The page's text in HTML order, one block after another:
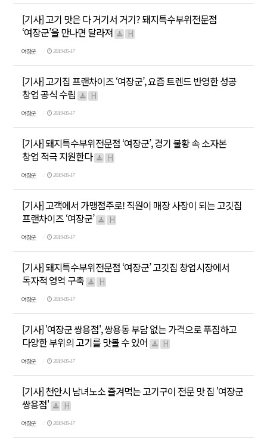
[기사] 고기 맛은 다 거기서 거기? 돼지특수부위전문점
‘여장군’을 만나면 달라져
H
여장군 2019-05-17
[기사] 고기집 프랜차이즈 ‘여장군’, 요즘 트렌드 반영한 성공
창업 공식 수립
H
여장군 2019-05-17
[기사] 돼지특수부위전문점 ‘여장군’, 경기 불황 속 소자본
창업 적극 지원한다
H
여장군 2019-05-17
[기사] 고객에서 가맹점주로! 직원이 매장 사장이 되는 고깃집
프랜차이즈 ‘여장군’
H
여장군 2019-05-17
[기사] 돼지특수부위전문점 ‘여장군’ 고깃집 창업시장에서
독자적 영역 구축
H
여장군 2019-05-17
[기사] '여장군 쌍용점', 쌍용동 부담 없는 가격으로 푸짐하고
다양한 부위의 고기를 맛볼 수 있어
H
여장군 2019-05-17
[기사] 천안시 남녀노소 즐겨먹는 고기구이 전문 맛 집 '여장군
쌍용점'
H
여장군 2019-05-17